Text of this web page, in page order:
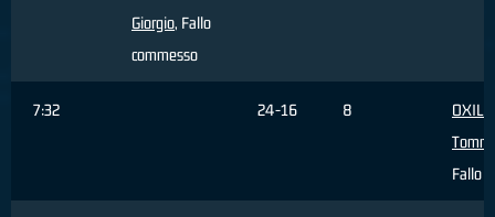
Giorgio, Fallo
commesso
7:32 24-16 8
OXILIA
Fallo